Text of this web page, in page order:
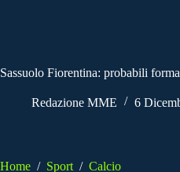
Sassuolo Fiorentina: probabili
Redazione MME 6
Home / Sport / Calcio